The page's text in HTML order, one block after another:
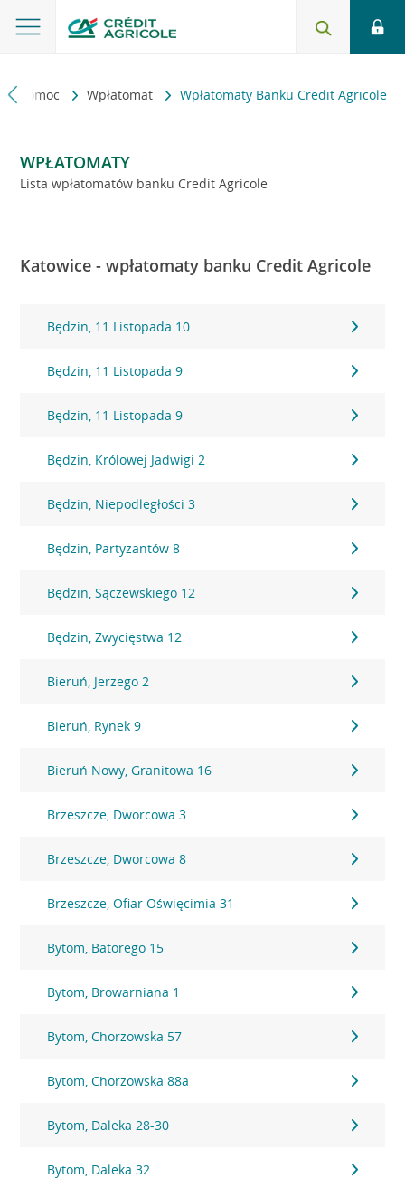
i pomoc Wpłatomat Wpłatomaty Banku Credit Agricole
WPŁATOMATY
Lista wpłatomatów banku Credit Agricole
Katowice - wpłatomaty banku Credit Agricole
Będzin, 11 Listopada 10
Będzin, 11 Listopada 9
Będzin, 11 Listopada 9
Będzin, Królowej Jadwigi 2
Będzin, Niepodległości 3
Będzin, Partyzantów 8
Będzin, Sączewskiego 12
Będzin, Zwycięstwa 12
Bieruń, Jerzego 2
Bieruń, Rynek 9
Bieruń Nowy, Granitowa 16
Brzeszcze, Dworcowa 3
Brzeszcze, Dworcowa 8
Brzeszcze, Ofiar Oświęcimia 31
Bytom, Batorego 15
Bytom, Browarniana 1
Bytom, Chorzowska 57
Bytom, Chorzowska 88a
Bytom, Daleka 28-30
Bytom, Daleka 32